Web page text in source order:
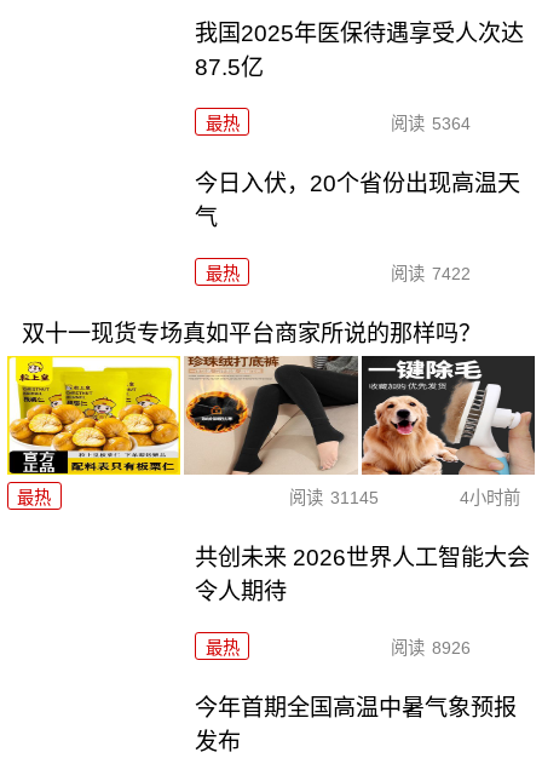
我国2025年医保待遇享受人次达
87.5亿
最热 阅读 5364
今日入伏，20个省份出现高温天
气
最热 阅读 7422
双十一现货专场真如平台商家所说的那样吗？
最热 阅读 31145 4小时前
共创未来 2026世界人工智能大会
令人期待
最热 阅读 8926
今年首期全国高温中暑气象预报
发布